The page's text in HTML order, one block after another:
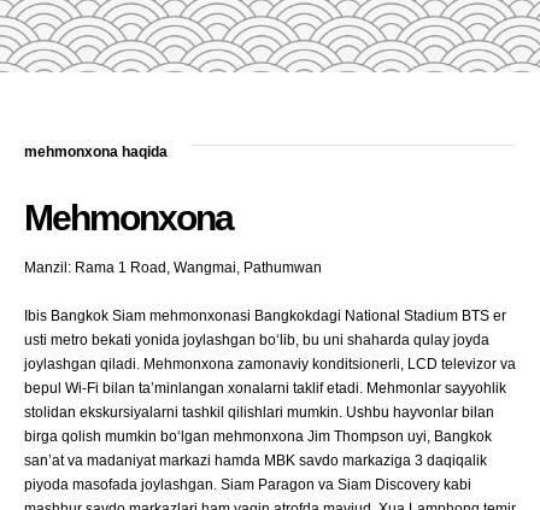
mehmonxona haqida
Mehmonxona
Manzil: Rama 1 Road, Wangmai, Pathumwan
Ibis Bangkok Siam mehmonxonasi Bangkokdagi National Stadium BTS er
usti metro bekati yonida joylashgan bo‘lib, bu uni shaharda qulay joyda
joylashgan qiladi. Mehmonxona zamonaviy konditsionerli, LCD televizor va
bepul Wi-Fi bilan ta’minlangan xonalarni taklif etadi. Mehmonlar sayyohlik
stolidan ekskursiyalarni tashkil qilishlari mumkin. Ushbu hayvonlar bilan
birga qolish mumkin bo‘lgan mehmonxona Jim Thompson uyi, Bangkok
san’at va madaniyat markazi hamda MBK savdo markaziga 3 daqiqalik
piyoda masofada joylashgan. Siam Paragon va Siam Discovery kabi